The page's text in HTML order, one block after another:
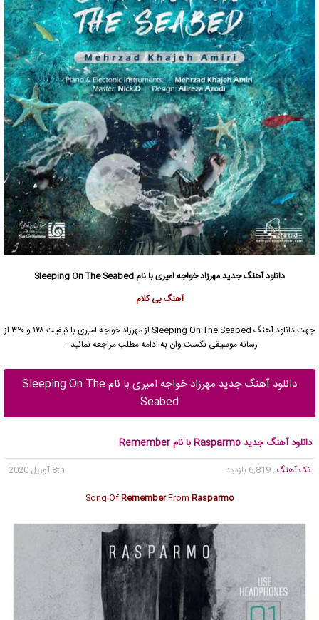
دانلود آهنگ جدیدمهرزاد خواجه امیریبا نام Sleeping On The Seabed
آهنگ بی کلام
جهت دانلود آهنگ Sleeping On The Seabed از مهرزاد خواجه امیری
با کیفیت ۱۲۸ و ۳۲۰ از
رسانه موسیقی نکست وان به ادامه مطلب مراجعه نمائید …
دانلود آهنگ جدید مهرزاد خواجه امیری با نام Sleeping On The
Seabed
دانلود آهنگ جدید Rasparmo با نام Remember
تک آهنگ , 6,819 بازدید
8th آوریل 2020
Song OfRememberFrom Rasparmo